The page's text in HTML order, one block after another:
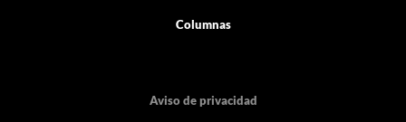
Columnas
Aviso de privacidad